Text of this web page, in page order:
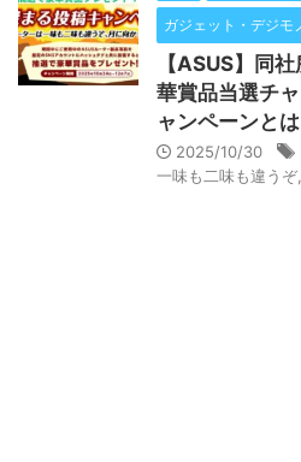
ガジェット・デジモ
【ASUS】同
華賞品当選チ
ャンペーンとは
2025/10/30
一味も二味も違うぞ